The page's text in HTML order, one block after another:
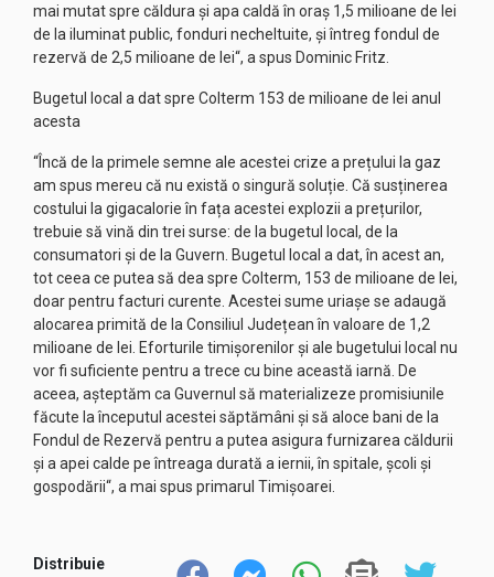
mai mutat spre căldura și apa caldă în oraș 1,5 milioane de lei
de la iluminat public, fonduri necheltuite, și întreg fondul de
rezervă de 2,5 milioane de lei“, a spus Dominic Fritz.
Bugetul local a dat spre Colterm 153 de milioane de lei anul
acesta
“Încă de la primele semne ale acestei crize a prețului la gaz
am spus mereu că nu există o singură soluție. Că susținerea
costului la gigacalorie în fața acestei explozii a prețurilor,
trebuie să vină din trei surse: de la bugetul local, de la
consumatori și de la Guvern. Bugetul local a dat, în acest an,
tot ceea ce putea să dea spre Colterm, 153 de milioane de lei,
doar pentru facturi curente. Acestei sume uriașe se adaugă
alocarea primită de la Consiliul Județean în valoare de 1,2
milioane de lei. Eforturile timișorenilor și ale bugetului local nu
vor fi suficiente pentru a trece cu bine această iarnă. De
aceea, așteptăm ca Guvernul să materializeze promisiunile
făcute la începutul acestei săptămâni și să aloce bani de la
Fondul de Rezervă pentru a putea asigura furnizarea căldurii
și a apei calde pe întreaga durată a iernii, în spitale, școli și
gospodării“, a mai spus primarul Timișoarei.
Distribuie